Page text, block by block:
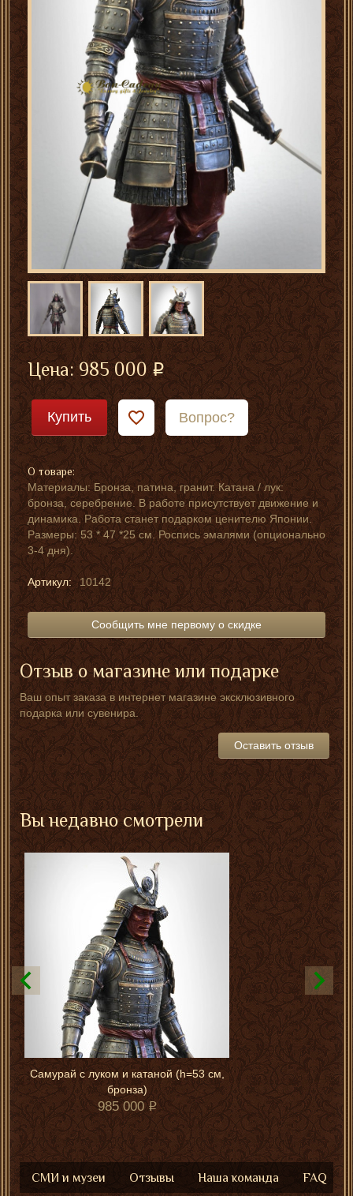
Цена:985 000
Купить Вопрос?
О товаре:
Материалы: Бронза, патина, гранит. Катана / лук:
бронза, серебрение. В работе присутствует движение и
динамика. Работа станет подарком ценителю Японии.
Размеры: 53 * 47 *25 см. Роспись эмалями (опционально
3-4 дня).
Артикул: 10142
Сообщить мне первому о скидке
Отзыв о магазине или подарке
Ваш опыт заказа в интернет магазине эксклюзивного
подарка или сувенира.
Оставить отзыв
Вы недавно смотрели
Самурай с луком и катаной (h=53 см,
бронза)
985 000
СМИ и музеи Отзывы Наша команда FAQ